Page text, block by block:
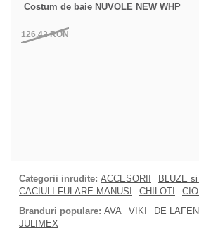
Costum de baie NUVOLE NEW WHP
126,42RON
Categorii inrudite: ACCESORII
BLUZE si
CACIULI FULARE MANUSI
CHILOTI
Branduri populare: AVA VIKI DE
JULIMEX